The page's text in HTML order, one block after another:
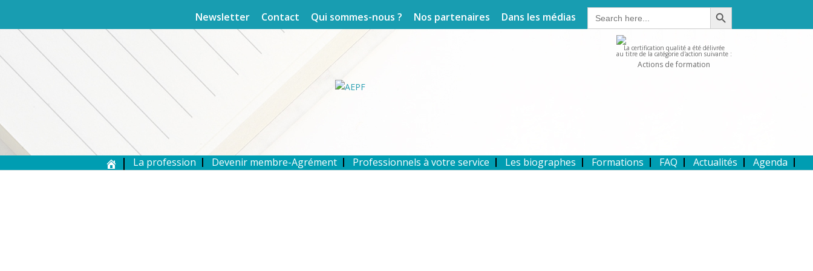
Newsletter Contact Qui sommes-nous ? Nos partenaires Dans les médias Search
for:
Search Button
La certification qualité a été délivrée
au titre de la catégorie d'action suivante :
Actions de formation
La profession Devenir membre-Agrément Professionnels à votre service Les biographes Formations FAQ Actualités Agenda